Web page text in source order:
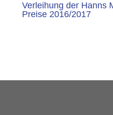
Verleihung der Hanns
Preise 2016/2017